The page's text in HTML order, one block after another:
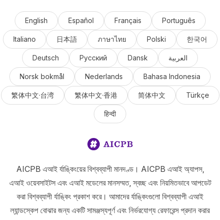
English Español Français Português
Italiano 日本語 ภาษาไทย Polski 한국어
Deutsch Русский Dansk العربية
Norsk bokmål Nederlands Bahasa Indonesia
繁体中文·台湾 繁体中文·香港 简体中文 Türkçe
हिन्दी
AICPB এআই র্যাঙ্কিংয়ের বিশ্বব্যাপী মানদণ্ড। AICPB এআই অ্যাপস,
এআই ওয়েবসাইটস এবং এআই মডেলের মানসম্মত, স্বচ্ছ এবং নিয়মিতভাবে আপডেট
করা বিশ্বব্যাপী র্যাঙ্কিং প্রকাশ করে। আমাদের র্যাঙ্কিংগুলো বিশ্বব্যাপী এআই
ল্যান্ডস্কেপ বোঝার জন্য একটি সামঞ্জস্যপূর্ণ এবং নির্ভরযোগ্য রেফারেন্স প্রদান করার